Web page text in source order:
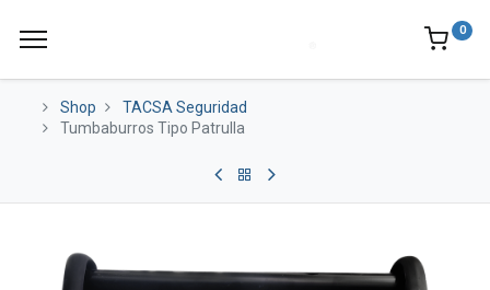
0
Shop
TACSA Seguridad
Tumbaburros Tipo Patrulla